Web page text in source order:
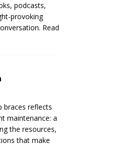
podcasts,
provoking
Read
braces reflects
maintenance: a
the resources,
that make